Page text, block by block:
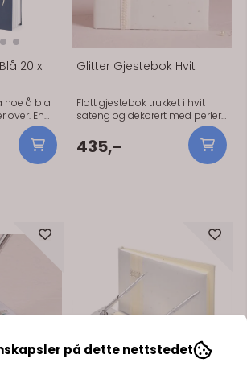
20 x
noe å bla
over. En
og venner
noen
enn selve
så er
gjestene
Det
Glitter Gjestebok Hvit
Flott gjestebok trukket i hvit
sateng og dekorert med perler
gjestebok trukket i hvit sateng
for et ekslusivt inntrykk. Boken
inneholder hovedsaklig linjerte
plass til 50 navn.
435,-
På lager
på dette nettstedet